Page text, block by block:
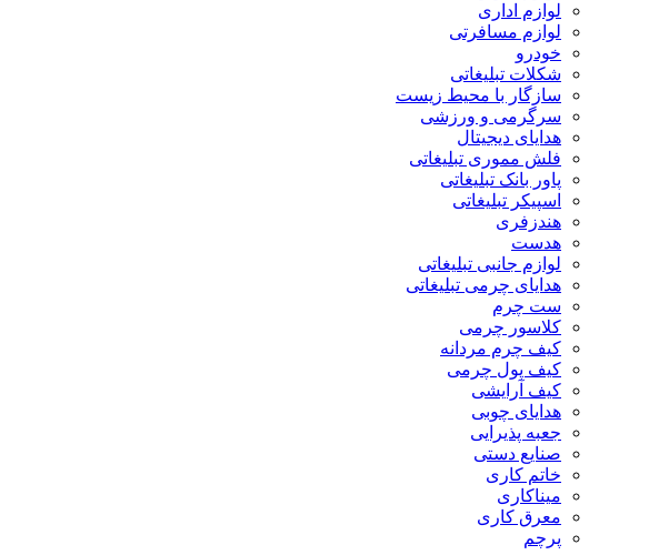
لوازم اداری
لوازم مسافرتی
خودرو
شکلات تبلیغاتی
سازگار با محیط زیست
سرگرمی و ورزشی
هدایای دیجیتال
فلش مموری تبلیغاتی
پاور بانک تبلیغاتی
اسپیکر تبلیغاتی
هندزفری
هدست
لوازم جانبی تبلیغاتی
هدایای چرمی تبلیغاتی
ست چرم
کلاسور چرمی
کیف چرم مردانه
کیف پول چرمی
کیف آرایشی
هدایای چوبی
جعبه پذیرایی
صنایع دستی
خاتم کاری
میناکاری
معرق کاری
پرچم